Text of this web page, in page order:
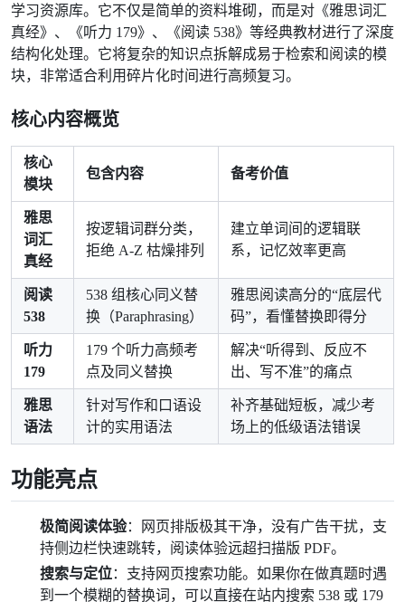
学习资源库。它不仅是简单的资料堆砌，而是对《雅思词汇
真经》、《听力 179》、《阅读 538》等经典教材进行了深度
结构化处理。它将复杂的知识点拆解成易于检索和阅读的模
块，非常适合利用碎片化时间进行高频复习。
核心内容概览
核心
模块
包含内容 备考价值
雅思
词汇
真经
按逻辑词群分类，
拒绝 A-Z 枯燥排列
建立单词间的逻辑联
系，记忆效率更高
阅读
538
538 组核心同义替
换（Paraphrasing）
雅思阅读高分的“底层代
码”，看懂替换即得分
听力
179
179 个听力高频考
点及同义替换
解决“听得到、反应不
出、写不准”的痛点
雅思
语法
针对写作和口语设
计的实用语法
补齐基础短板，减少考
场上的低级语法错误
功能亮点
极简阅读体验：网页排版极其干净，没有广告干扰，支
持侧边栏快速跳转，阅读体验远超扫描版 PDF。
搜索与定位：支持网页搜索功能。如果你在做真题时遇
到一个模糊的替换词，可以直接在站内搜索 538 或 179